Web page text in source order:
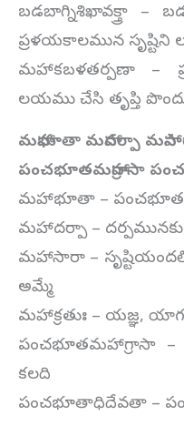
బడబాగ్నిశిఖావక్త్రా –
ప్రళయకాలమున
మహాకబళతర్పణా –
లయము చేసి తృప్తి
మహాభూతా మహాదర్పా మహాసారా
పంచభూతమహాగ్రాసా
మహాభూతా –
మహాదర్పా –
మహాసారా –
అమ్మే
మహాక్రతుః – యజ్ఞ,
పంచభూతమహాగ్రాసా –
కలది
పంచభూతాధిదేవతా –